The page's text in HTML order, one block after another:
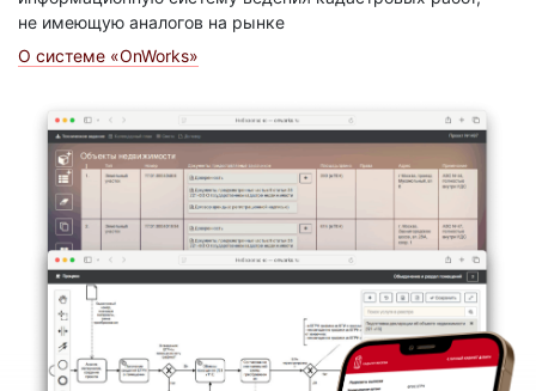
не имеющую аналогов на рынке
О системе «OnWorks»